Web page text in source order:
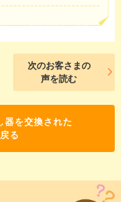
次のお客さまの
声を読む
器を交換された
る